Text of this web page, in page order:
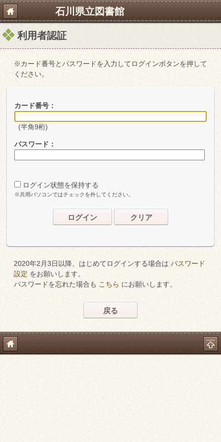
石川県立図書館
利用者認証
※カード番号とパスワードを入力してログインボタンを押して
ください。
カード番号：
(半角9桁)
パスワード：
ログイン状態を保持する
※共用パソコンではチェックを外してください。
ログイン クリア
2020年2月3日以降、はじめてログインする場合は パスワード
設定 をお願いします。
パスワードを忘れた場合も こちら にお願いします。
戻る